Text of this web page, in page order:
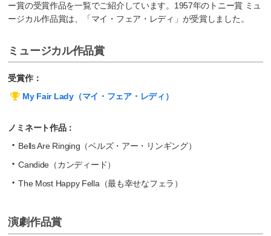
ー賞の受賞作品を一覧でご紹介しています。1957年のトニー賞 ミュ
ージカル作品賞は、「マイ・フェア・レディ」が受賞しました。
ミュージカル作品賞
受賞作：
My Fair Lady（マイ・フェア・レディ）
ノミネート作品：
Bells Are Ringing（ベルズ・アー・リンギング）
Candide（カンディード）
The Most Happy Fella（最も幸せなフェラ）
演劇作品賞